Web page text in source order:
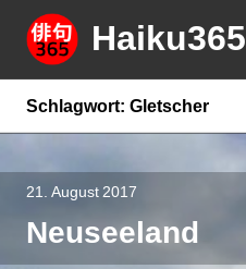
Springe
zum
Inhalt
Haiku365
Schlagwort: Gletscher
21. August 2017
Neuseeland